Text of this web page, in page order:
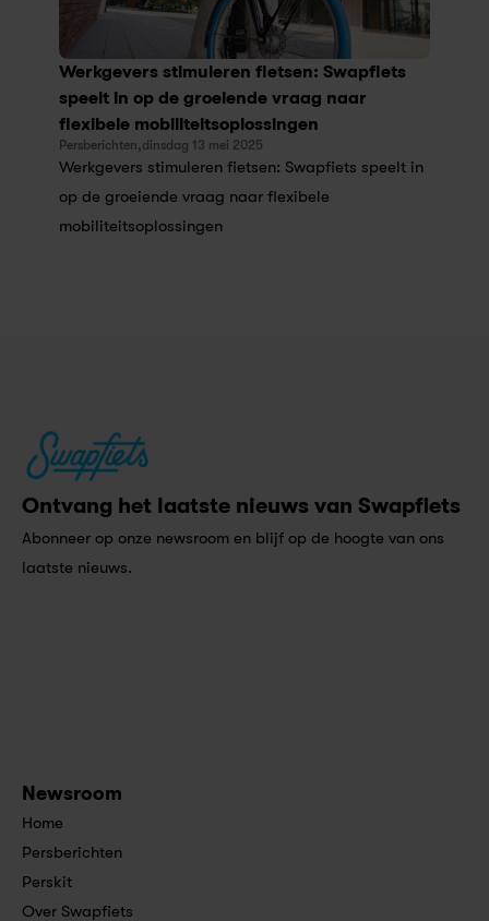
Werkgevers stimuleren fietsen: Swapfiets
speelt in op de groeiende vraag naar
flexibele mobiliteitsoplossingen
Persberichten,dinsdag 13 mei 2025
Werkgevers stimuleren fietsen: Swapfiets speelt in
op de groeiende vraag naar flexibele
mobiliteitsoplossingen
Ontvang het laatste nieuws van Swapfiets
Abonneer op onze newsroom en blijf op de hoogte van ons
laatste nieuws.
Newsroom
Home
Persberichten
Perskit
Over Swapfiets